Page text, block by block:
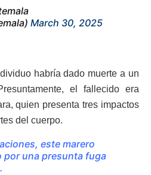
March 30, 2025
habría dado muerte a un
el fallecido era
quien presenta tres impactos
del cuerpo.
este marero
por una presunta fuga